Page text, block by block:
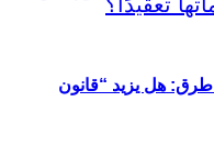
طرق: هل يزيد “قانون